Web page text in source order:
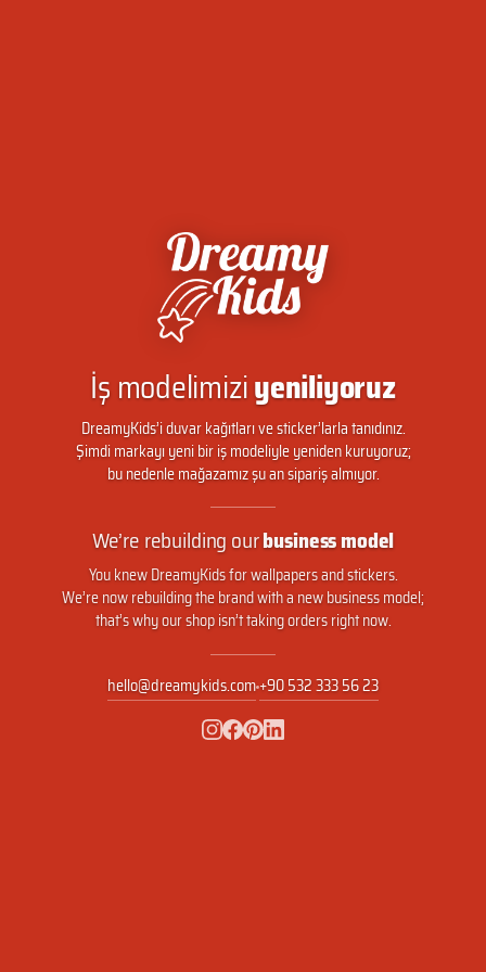
İş modelimiziyeniliyoruz
DreamyKids’i duvar kağıtları ve sticker’larla tanıdınız.
Şimdi markayı yeni bir iş modeliyle yeniden kuruyoruz;
bu nedenle mağazamız şu an sipariş almıyor.
We’re rebuilding ourbusiness model
You knew DreamyKids for wallpapers and stickers.
We’re now rebuilding the brand with a new business model;
that’s why our shop isn’t taking orders right now.
hello@dreamykids.com+90 532 333 56 23